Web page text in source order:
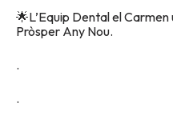
🌟L’Equip Dental el
Pròsper Any Nou.
.
.